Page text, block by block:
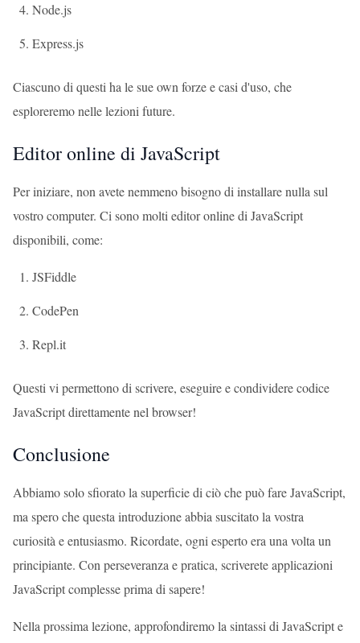
Node.js
Express.js
Ciascuno di questi ha le sue own forze e casi d'uso, che
esploreremo nelle lezioni future.
Editor online di JavaScript
Per iniziare, non avete nemmeno bisogno di installare nulla sul
vostro computer. Ci sono molti editor online di JavaScript
disponibili, come:
JSFiddle
CodePen
Repl.it
Questi vi permettono di scrivere, eseguire e condividere codice
JavaScript direttamente nel browser!
Conclusione
Abbiamo solo sfiorato la superficie di ciò che può fare JavaScript,
ma spero che questa introduzione abbia suscitato la vostra
curiosità e entusiasmo. Ricordate, ogni esperto era una volta un
principiante. Con perseveranza e pratica, scriverete applicazioni
JavaScript complesse prima di sapere!
Nella prossima lezione, approfondiremo la sintassi di JavaScript e